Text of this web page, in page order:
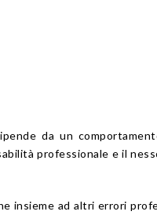
da un
professionale e il
insieme ad altri errori